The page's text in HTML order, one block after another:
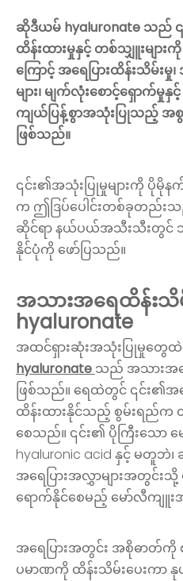
ဆိုဒီယမ် hyaluronate သည်
ထိန်းထားမှုနှင့် တစ်သျှူးများ
ကြောင့် အရေပြားထိန်းသိမ်း
များ၊ မျက်လုံးစောင့်ရှောက်မှုနှ
ကျယ်ပြန့်စွာအသုံးပြုသည့် အစွ
ဖြစ်သည်။
၎င်း၏အသုံးပြုမှုများကို ပိုမိုနက်
က ဤဒြပ်ပေါင်းတစ်ခုတည်း
ဆိုင်ရာ နယ်ပယ်အသီးသီးတွင်
နိုင်ပုံကို ဖော်ပြသည်။
အသားအရေထိန်း
hyaluronate
အထင်ရှားဆုံးအသုံးပြုမှုတွေထဲ
hyaluronate သည် အသားအ
ဖြစ်သည်။ ရေထဲတွင် ၎င်း၏အ
ထိန်းထားနိုင်သည့် စွမ်းရည်က ထူ
စေသည်။ ၎င်း၏ ပိုကြီးသော မ
hyaluronic acid နှင့် မတူဘဲ
အရေပြားအလွှာများအတွင်း
ရောက်နိုင်စေမည့် မော်လီကျူး
အရေပြားအတွင်း အစိုဓာတ်ကို
ပမာဏကို ထိန်းသိမ်းပေးကာ